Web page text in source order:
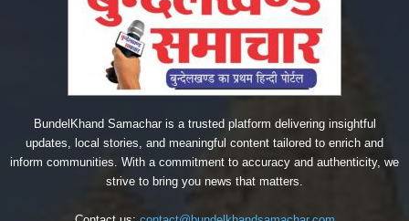
BundelKhand Samachar is a trusted platform delivering insightful
updates, local stories, and meaningful content tailored to enrich and
inform communities. With a commitment to accuracy and authenticity, we
strive to bring you news that matters.